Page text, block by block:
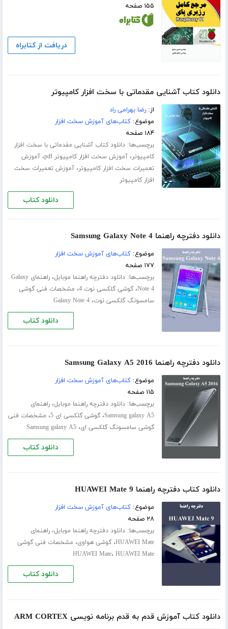
۱۵۵ صفحه
دریافت از کتابراه
دانلود کتاب آشنایی مقدماتی با سخت افزار کامپیوتر
از:رضا بهرامی راد
موضوع:کتاب‌های آموزش سخت افزار
۱۸۴ صفحه
برچسب‌ها:دانلود کتاب آشنایی مقدماتی با سخت افزار
کامپیوتر،آموزش سخت افزار کامپیوتر pdf ،آموزش
تعمیرات سخت افزار کامپیوتر،آموزش تعمیرات سخت
افزار کامپیوتر
دانلود کتاب
دانلود دفترچه راهنما Samsung Galaxy Note 4
موضوع:کتاب‌های آموزش سخت افزار
۱۷۷ صفحه
برچسب‌ها:دانلود دفترچه راهنما موبایل،
راهنمای Galaxy
Note 4،گوشی گلکسی نوت 4 ، مشخصات فنی گوشی
سامسونگ گلکسی نوت،Galaxy Note 4
دانلود کتاب
دانلود دفترچه راهنما Samsung Galaxy A5 2016
موضوع:کتاب‌های آموزش سخت افزار
۱۱۵ صفحه
برچسب‌ها:دانلود دفترچه راهنما موبایل،راهنمای
Samsung galaxy A5،گوشی گلکسی ای 5 ، مشخصات فنی
گوشی سامسونگ گلکسی ای،Samsung galaxy A5
دانلود کتاب
دانلود کتاب دفترچه راهنما HUAWEI Mate 9
موضوع:کتاب‌های آموزش سخت افزار
۲۸ صفحه
برچسب‌ها:دانلود دفترچه راهنما موبایل،راهنمای
HUAWEI Mate،گوشی هواوی، مشخصات فنی گوشی
HUAWEI Mate، HUAWEI Mate
دانلود کتاب
دانلود کتاب آموزش قدم به قدم برنامه نویسی ARM CORTEX